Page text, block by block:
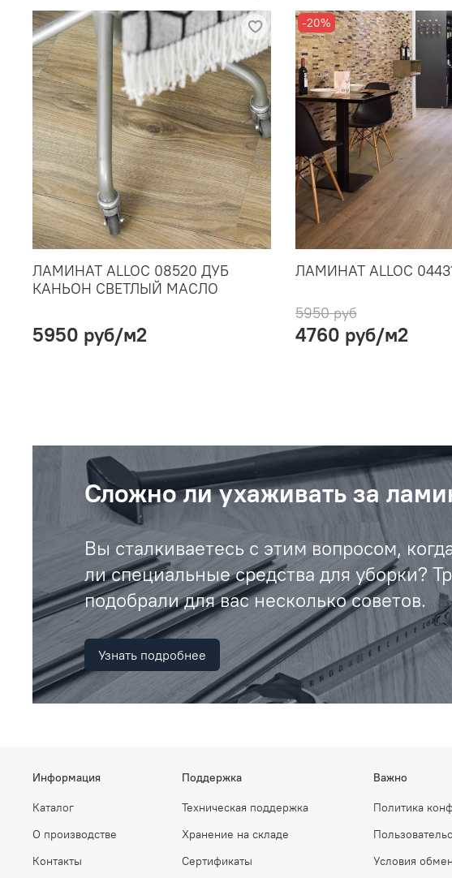
ЛАМИНАТ ALLOC 08520 ДУБ
КАНЬОН СВЕТЛЫЙ МАСЛО
5950 руб/м2
-20%
ЛАМИНАТ ALLOC
5950 руб
4760 руб/м2
Сложно ли ухаживать за
Вы сталкиваетесь с этим вопросом,
ли специальные средства для уборки?
подобрали для вас несколько советов.
Узнать подробнее
Информация
Каталог
О производстве
Контакты
Поддержка
Техническая поддержка
Хранение на складе
Сертификаты
Важно
Политика
Условия